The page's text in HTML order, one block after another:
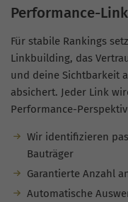
Performance-
Für stabile Rankings
Linkbuilding, das
und deine Sichtbarkeit
absichert. Jeder Link
Performance-
Wir identifizieren
Bauträger
Garantierte Anzahl
Automatische